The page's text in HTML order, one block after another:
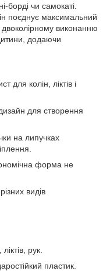
борді чи самокаті.
поєднує максимальний
виконанню
додаючи
для колін, ліктів і
для створення
на липучках
форма не
видів
рук.
пластик.